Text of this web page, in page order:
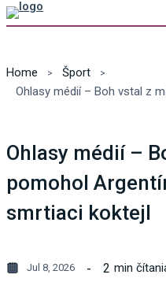
Home
Šport
Ohlasy médií –
pomohol
smrtiaci koktejl
Jul 8, 2026 2 min